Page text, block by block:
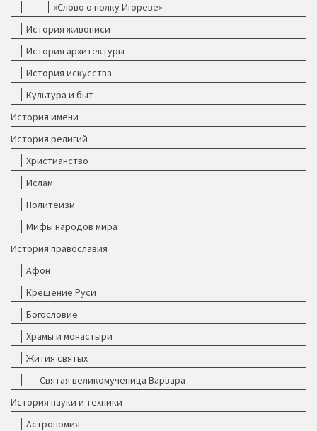
«Слово о полку Игореве»
История живописи
История архитектуры
История искусства
Культура и быт
История имени
История религий
Христианство
Ислам
Политеизм
Мифы народов мира
История православия
Афон
Крещение Руси
Богословие
Храмы и монастыри
Жития святых
Святая великомученица Варвара
История науки и техники
Астрономия